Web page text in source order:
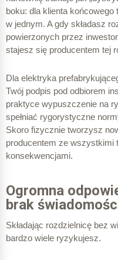
boku: dla klienta
w jednym. A gdy składasz
powierzonych przez
stajesz się producentem tej
Dla elektryka
Twój podpis pod odbiorem
praktyce wypuszczenie na
spełniać rygorystyczne
Skoro fizycznie tworzysz
producentem ze wszystkimi
konsekwencjami.
Ogromna
brak
Składając rozdzielnicę bez
bardzo wiele ryzykujesz.